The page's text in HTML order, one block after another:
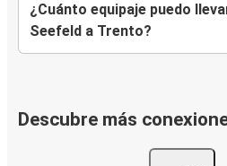
¿Cuánto equipaje puedo
Seefeld a Trento?
Descubre más